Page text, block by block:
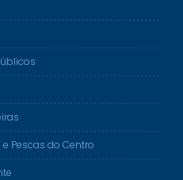
Pescas do Centro